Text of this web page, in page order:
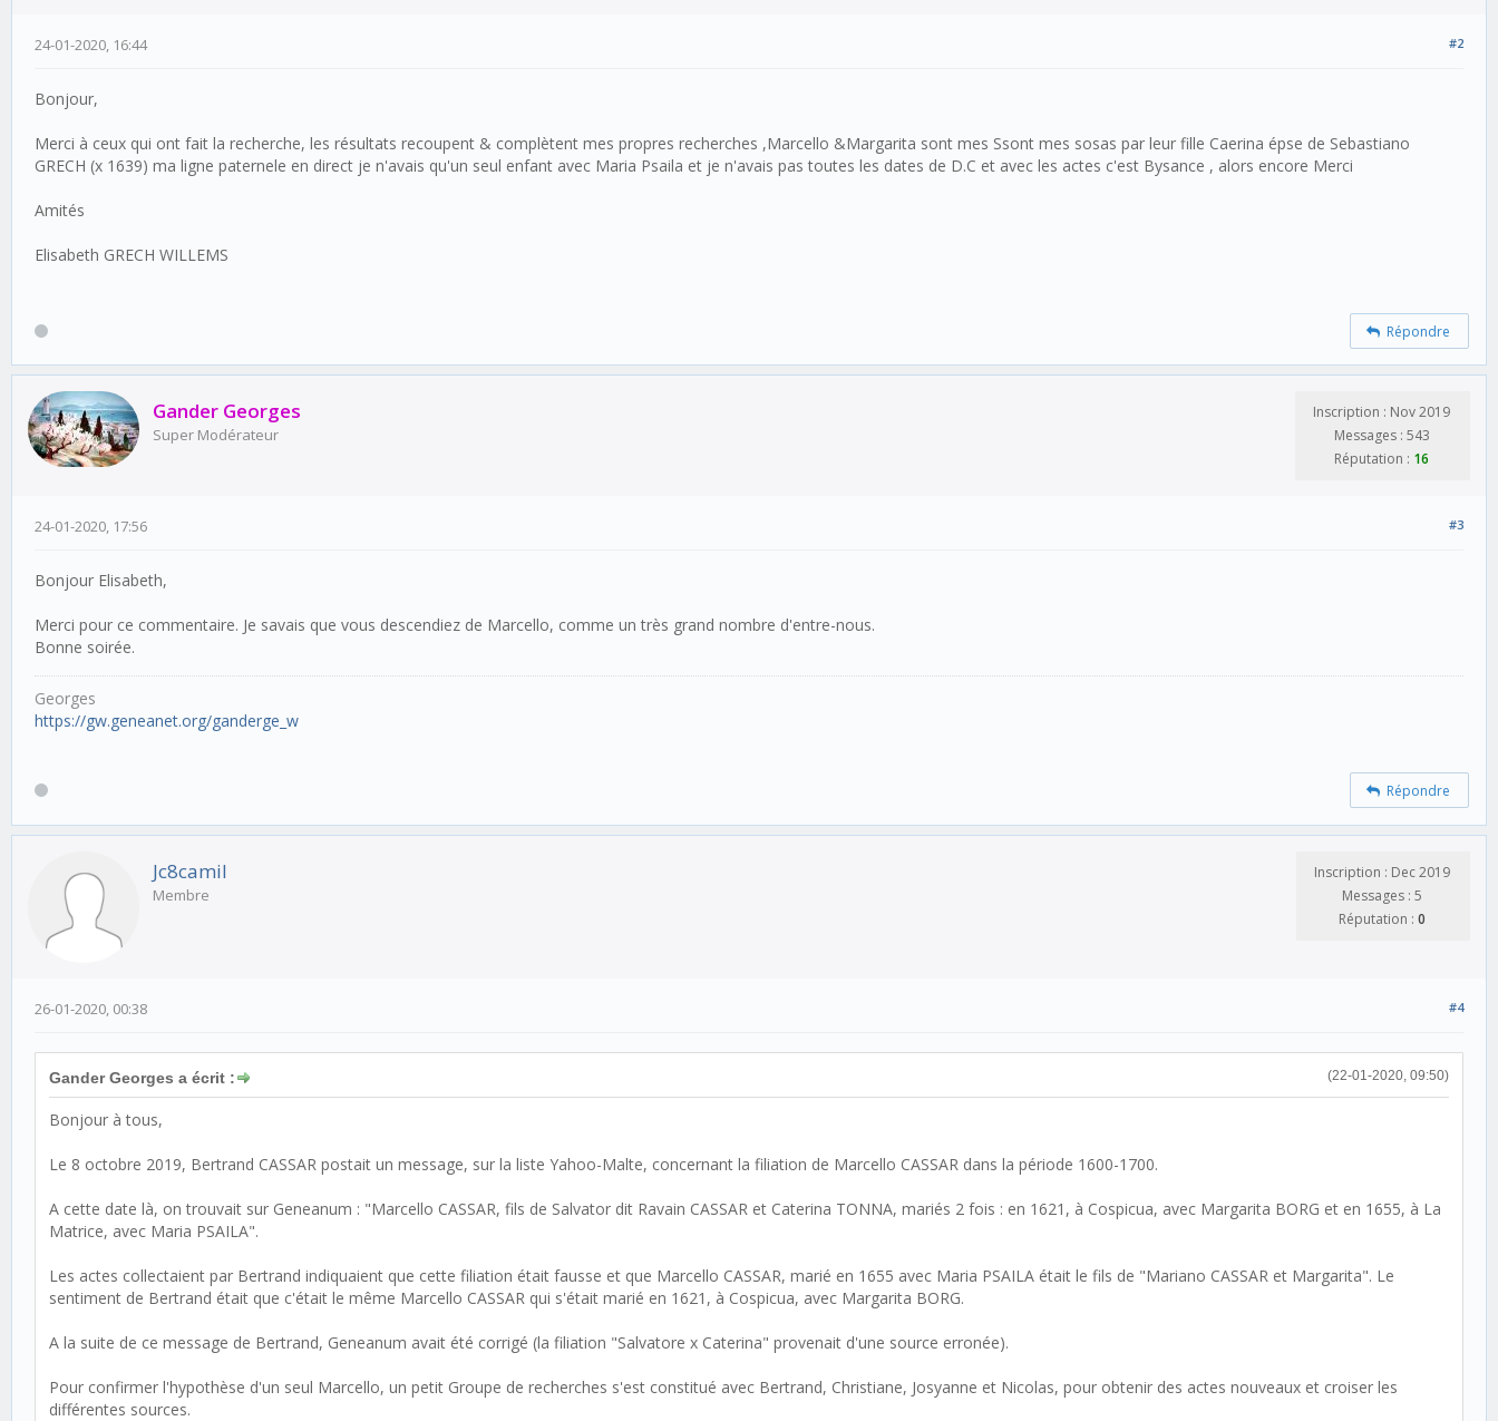
#2
24-01-2020, 16:44
Bonjour,
Merci à ceux qui ont fait la recherche, les résultats recoupent & complètent mes propres recherches ,Marcello &Margarita sont mes Ssont mes sosas par leur fille Caerina épse de Sebastiano
GRECH (x 1639) ma ligne paternele en direct je n'avais qu'un seul enfant avec Maria Psaila et je n'avais pas toutes les dates de D.C et avec les actes c'est Bysance , alors encore Merci
Amités
Elisabeth GRECH WILLEMS
Répondre
Gander Georges
Super Modérateur
Inscription : Nov 2019
Messages : 543
Réputation : 16
#3
24-01-2020, 17:56
Bonjour Elisabeth,
Merci pour ce commentaire. Je savais que vous descendiez de Marcello, comme un très grand nombre d'entre-nous.
Bonne soirée.
Georges
https://gw.geneanet.org/ganderge_w
Répondre
Jc8camil
Membre
Inscription : Dec 2019
Messages : 5
Réputation : 0
#4
26-01-2020, 00:38
(22-01-2020, 09:50)
Gander Georges a écrit :
Bonjour à tous,
Le 8 octobre 2019, Bertrand CASSAR postait un message, sur la liste Yahoo-Malte, concernant la filiation de Marcello CASSAR dans la période 1600-1700.
A cette date là, on trouvait sur Geneanum : "Marcello CASSAR, fils de Salvator dit Ravain CASSAR et Caterina TONNA, mariés 2 fois : en 1621, à Cospicua, avec Margarita BORG et en 1655, à La
Matrice, avec Maria PSAILA".
Les actes collectaient par Bertrand indiquaient que cette filiation était fausse et que Marcello CASSAR, marié en 1655 avec Maria PSAILA était le fils de "Mariano CASSAR et Margarita". Le
sentiment de Bertrand était que c'était le même Marcello CASSAR qui s'était marié en 1621, à Cospicua, avec Margarita BORG.
A la suite de ce message de Bertrand, Geneanum avait été corrigé (la filiation "Salvatore x Caterina" provenait d'une source erronée).
Pour confirmer l'hypothèse d'un seul Marcello, un petit Groupe de recherches s'est constitué avec Bertrand, Christiane, Josyanne et Nicolas, pour obtenir des actes nouveaux et croiser les
différentes sources.